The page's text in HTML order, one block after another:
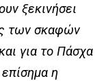
ξεκινήσει
των σκαφών
για το Πάσχα
η